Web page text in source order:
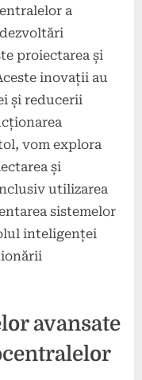
a
proiectarea și
inovații au
și reducerii
vom explora
și
utilizarea
sistemelor
inteligenței
avansate